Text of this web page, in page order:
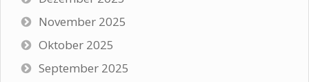
November 2025
Oktober 2025
September 2025